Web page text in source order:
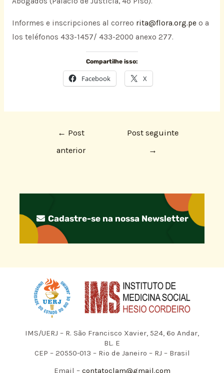
Informes e inscripciones al correo rita@flora.org.peo a
los teléfonos 433-1457/ 433-2000 anexo 277.
Compartilhe isso:
Facebook X
← Post
anterior
Post seguinte
→
Cadastre-se na nossa Newsletter
IMS/UERJ – R. São Francisco Xavier, 524, 6º Andar,
BL. E
CEP – 20550-013 – Rio de Janeiro – RJ – Brasil
Email –contatoclam@gmail.com